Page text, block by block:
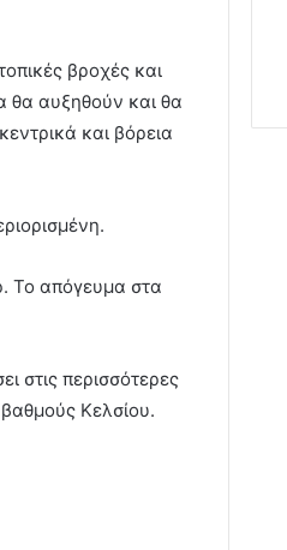
βροχές και
θα αυξηθούν και θα
και βόρεια
Το απόγευμα στα
στις περισσότερες
Κελσίου.